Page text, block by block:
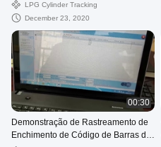
LPG Cylinder Tracking
December 23, 2020
00:30
Demonstração de Rastreamento de
Enchimento de Código de Barras de